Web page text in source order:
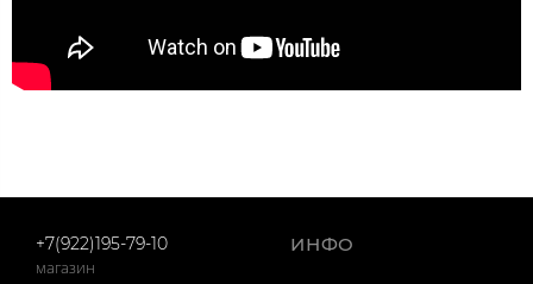
+7(922)195-79-10
магазин
ИНФО